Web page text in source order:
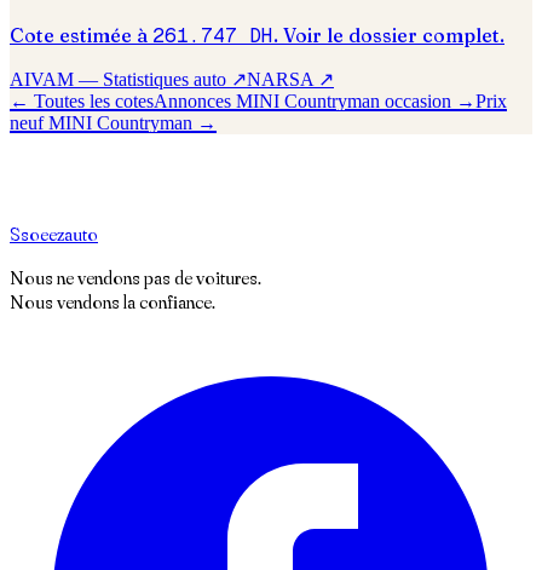
Cote estimée à 261.747 DH. Voir le dossier complet.
AIVAM — Statistiques auto ↗NARSA ↗
← Toutes les cotesAnnonces MINI Countryman occasion →Prix
neufMINI Countryman →
Ssoeezauto
Nous ne vendons pas de voitures.
Nous vendons la confiance.